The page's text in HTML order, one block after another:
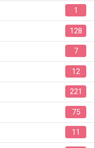
1
128
7
12
221
75
11